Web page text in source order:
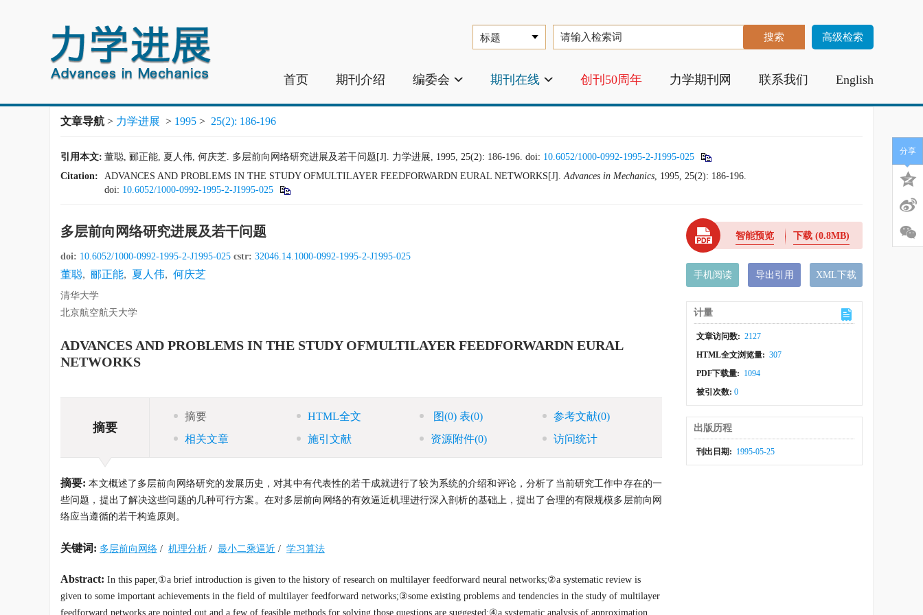
高级检索
首页 期刊介绍 编委会 期刊在线 创刊50周年 力学期刊网 联系我们 English
文章导航 > 力学进展 > 1995 > 25(2): 186-196
引用本文: 董聪, 郦正能, 夏人伟, 何庆芝. 多层前向网络研究进展及若干问题[J]. 力学进展, 1995, 25(2): 186-196. doi: 10.6052/1000-0992-1995-2-J1995-025
Citation:
ADVANCES AND PROBLEMS IN THE STUDY OFMULTILAYER FEEDFORWARDN EURAL NETWORKS[J].Advances in Mechanics, 1995, 25(2): 186-196.
doi: 10.6052/1000-0992-1995-2-J1995-025
多层前向网络研究进展及若干问题
doi: 10.6052/1000-0992-1995-2-J1995-025 cstr: 32046.14.1000-0992-1995-2-J1995-025
董聪, 郦正能, 夏人伟, 何庆芝
清华大学
北京航空航天大学
ADVANCES AND PROBLEMS IN THE STUDY OFMULTILAYER FEEDFORWARDN EURAL
NETWORKS
摘要
摘要 HTML全文 图(0) 表(0) 参考文献(0)
相关文章
施引文献 资源附件(0) 访问统计
摘要: 本文概述了多层前向网络研究的发展历史，对其中有代表性的若干成就进行了较为系统的介绍和评论，分析了当前研究工作中存在的一
些问题，提出了解决这些问题的几种可行方案。在对多层前向网络的有效逼近机理进行深入剖析的基础上，提出了合理的有限规模多层前向网
络应当遵循的若干构造原则。
关键词: 多层前向网络 / 机理分析 / 最小二乘逼近 / 学习算法
Abstract: In this paper,①a brief introduction is given to the history of research on multilayer feedforward neural networks;②a systematic review is
given to some important achievements in the field of multilayer feedforward networks;③some existing problems and tendencies in the study of multilayer
feedforward networks are pointed out,and a few of feasible methods for solving those questions are suggested;④a systematic analysis of approximation
智能预览 下载(0.8MB)
手机阅读 导出引用 XML下载
计量
文章访问数: 2127
HTML全文浏览量: 307
PDF下载量: 1094
被引次数:0
出版历程
刊出日期: 1995-05-25
分享